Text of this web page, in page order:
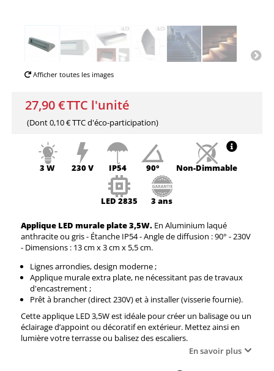
Afficher toutes les images
27,90 €TTC l'unité
(Dont0,10 € TTCd'éco-participation)
3 W 230 V IP54 90° Non-Dimmable
LED2835 3 ans
Applique LED murale plate 3,5W. En Aluminium laqué
anthracite ou gris - Étanche IP54 - Angle de diffusion : 90° - 230V
- Dimensions : 13 cm x 3 cm x 5,5 cm.
Lignes arrondies, design moderne ;
Applique murale extra plate, ne nécessitant pas de travaux
d'encastrement ;
Prêt à brancher (direct 230V) et à installer (visserie fournie).
Cette applique LED 3,5W est idéale pour créer un balisage ou un
éclairage d’appoint ou décoratif en extérieur. Mettez ainsi en
lumière votre terrasse ou balisez des escaliers.
En savoir plus